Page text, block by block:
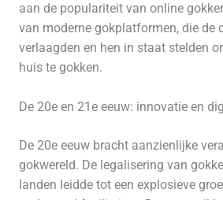
aan de populariteit van online
van moderne gokplatformen, die de
verlaagden en hen in staat stelden
huis te gokken.
De 20e en 21e eeuw: innovatie en
De 20e eeuw bracht aanzienlijke
gokwereld. De legalisering van
landen leidde tot een explosieve